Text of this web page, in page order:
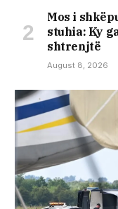
Mos i
stuhia: Ky
shtrenjtë
August 8, 2026